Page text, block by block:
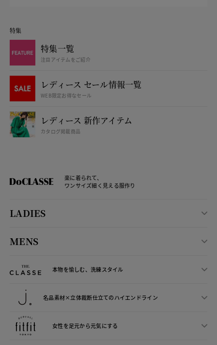
特集
特集一覧
注目アイテムをご紹介
レディース セール情報一覧
WEB限定お得なセール
レディース 新作アイテム
カタログ掲載商品
楽に着られて、
ワンサイズ細く見える服作り
LADIES
MENS
本物を愉しむ、洗練スタイル
名品素材×立体裁断仕立てのハイエンドライン
女性を足元から元気にする